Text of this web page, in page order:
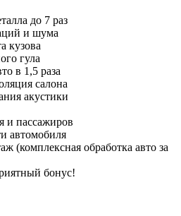
до 7 раз
и шума
кузова
гула
в 1,5 раза
салона
акустики
и пассажиров
автомобиля
(комплексная обработка авто за
бонус!